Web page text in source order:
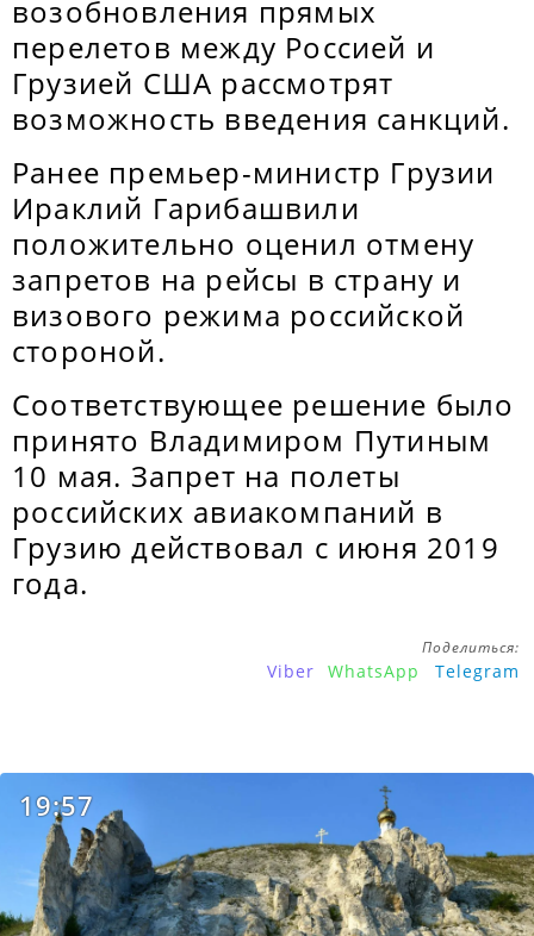
возобновления прямых
перелетов между Россией и
Грузией США рассмотрят
возможность введения санкций.
Ранее премьер-министр Грузии
Ираклий Гарибашвили
положительно оценил отмену
запретов на рейсы в страну и
визового режима российской
стороной.
Соответствующее решение было
принято Владимиром Путиным
10 мая. Запрет на полеты
российских авиакомпаний в
Грузию действовал с июня 2019
года.
Поделиться:
Viber WhatsApp Telegram
19:57